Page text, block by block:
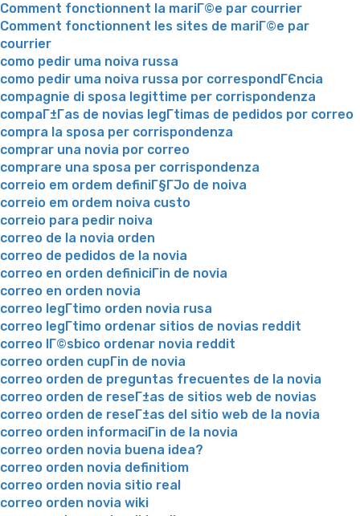
Comment fonctionnent la mariГ©e par courrier
Comment fonctionnent les sites de mariГ©e par
courrier
como pedir uma noiva russa
como pedir uma noiva russa por correspondГЄncia
compagnie di sposa legittime per corrispondenza
compaГ±Г­as de novias legГ­timas de pedidos por correo
compra la sposa per corrispondenza
comprar una novia por correo
comprare una sposa per corrispondenza
correio em ordem definiГ§ГЈo de noiva
correio em ordem noiva custo
correio para pedir noiva
correo de la novia orden
correo de pedidos de la novia
correo en orden definiciГіn de novia
correo en orden novia
correo legГ­timo orden novia rusa
correo legГ­timo ordenar sitios de novias reddit
correo lГ©sbico ordenar novia reddit
correo orden cupГіn de novia
correo orden de preguntas frecuentes de la novia
correo orden de reseГ±as de sitios web de novias
correo orden de reseГ±as del sitio web de la novia
correo orden informaciГіn de la novia
correo orden novia buena idea?
correo orden novia definitiom
correo orden novia sitio real
correo orden novia wiki